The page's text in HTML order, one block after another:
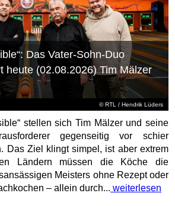
©RTL / Hendrik Lüders
Das Vater-Sohn-Duo
heute (02.08.2026) Tim Mälzer
stellen sich Tim Mälzer und seine
gegenseitig vor schier
Das Ziel klingt simpel, ist aber extrem
Ländern müssen die Köche die
Meisters ohne Rezept oder
– allein durch... weiterlesen